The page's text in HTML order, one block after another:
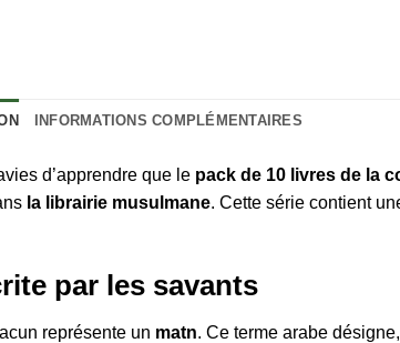
INFORMATIONS COMPLÉMENTAIRES
d’apprendre que le pack de 10 livres de la
la librairie musulmane. Cette série contient
par les savants
représente un matn. Ce terme arabe